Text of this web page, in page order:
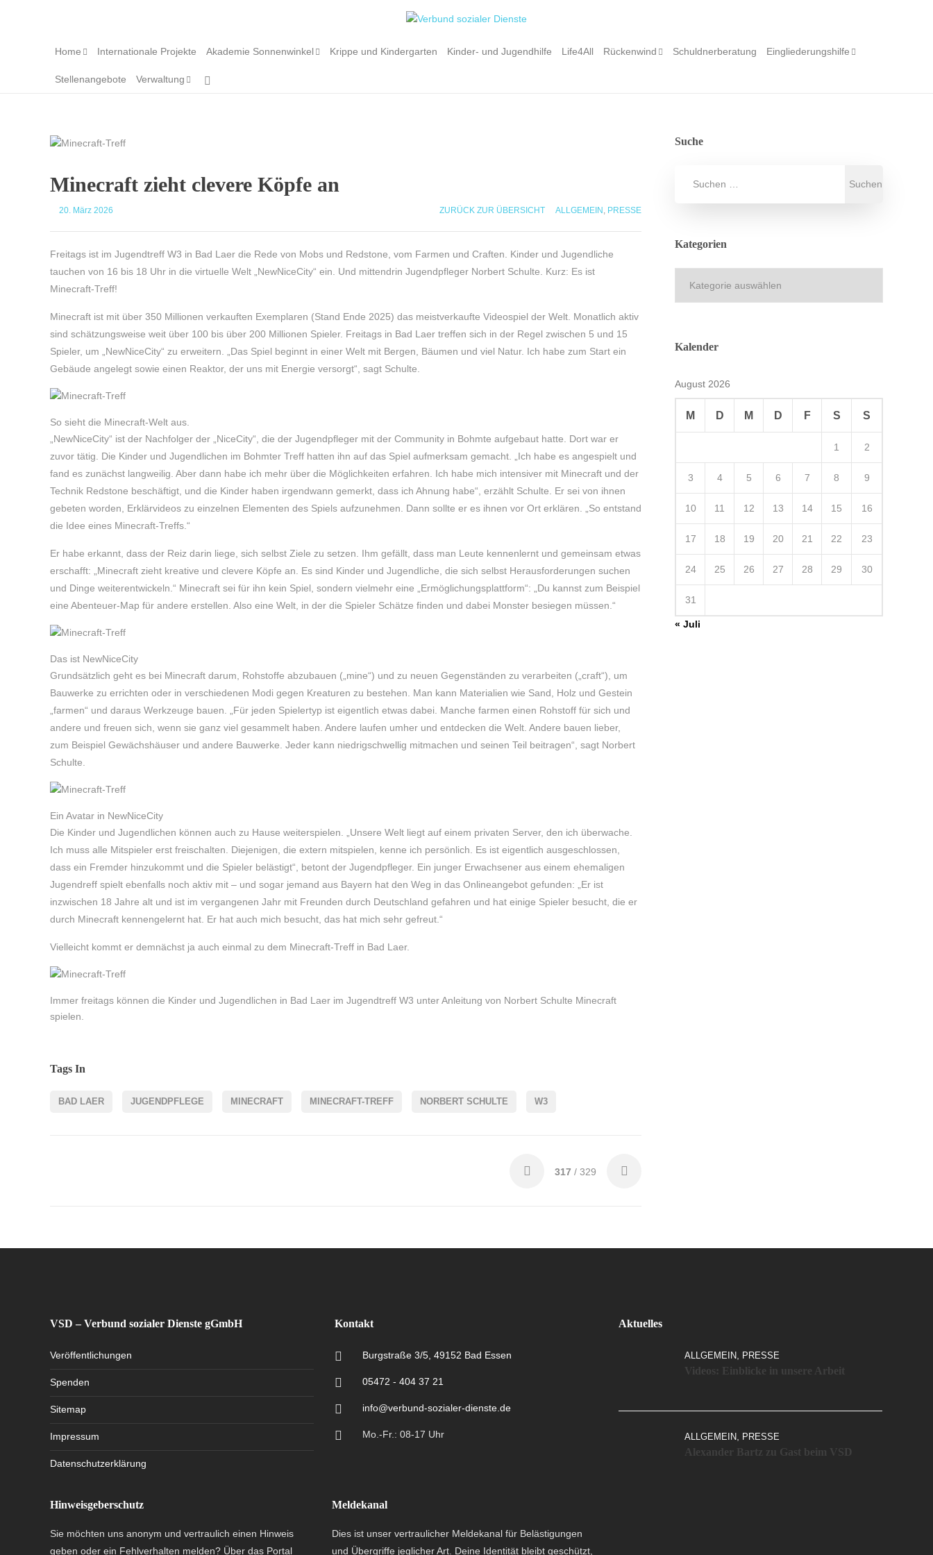
Home Internationale Projekte Akademie Sonnenwinkel Krippe und Kindergarten Kinder- und Jugendhilfe Life4All Rückenwind Schuldnerberatung Eingliederungshilfe
Stellenangebote Verwaltung
Minecraft zieht clevere Köpfe an
20. März 2026 ZURÜCK ZUR ÜBERSICHT ALLGEMEIN , PRESSE
Freitags ist im Jugendtreff W3 in Bad Laer die Rede von Mobs und Redstone, vom Farmen und Craften. Kinder und Jugendliche
tauchen von 16 bis 18 Uhr in die virtuelle Welt „NewNiceCity“ ein. Und mittendrin Jugendpfleger Norbert Schulte. Kurz: Es ist
Minecraft-Treff!
Minecraft ist mit über 350 Millionen verkauften Exemplaren (Stand Ende 2025) das meistverkaufte Videospiel der Welt. Monatlich aktiv
sind schätzungsweise weit über 100 bis über 200 Millionen Spieler. Freitags in Bad Laer treffen sich in der Regel zwischen 5 und 15
Spieler, um „NewNiceCity“ zu erweitern. „Das Spiel beginnt in einer Welt mit Bergen, Bäumen und viel Natur. Ich habe zum Start ein
Gebäude angelegt sowie einen Reaktor, der uns mit Energie versorgt“, sagt Schulte.
So sieht die Minecraft-Welt aus.
„NewNiceCity“ ist der Nachfolger der „NiceCity“, die der Jugendpfleger mit der Community in Bohmte aufgebaut hatte. Dort war er
zuvor tätig. Die Kinder und Jugendlichen im Bohmter Treff hatten ihn auf das Spiel aufmerksam gemacht. „Ich habe es angespielt und
fand es zunächst langweilig. Aber dann habe ich mehr über die Möglichkeiten erfahren. Ich habe mich intensiver mit Minecraft und der
Technik Redstone beschäftigt, und die Kinder haben irgendwann gemerkt, dass ich Ahnung habe“, erzählt Schulte. Er sei von ihnen
gebeten worden, Erklärvideos zu einzelnen Elementen des Spiels aufzunehmen. Dann sollte er es ihnen vor Ort erklären. „So entstand
die Idee eines Minecraft-Treffs.“
Er habe erkannt, dass der Reiz darin liege, sich selbst Ziele zu setzen. Ihm gefällt, dass man Leute kennenlernt und gemeinsam etwas
erschafft: „Minecraft zieht kreative und clevere Köpfe an. Es sind Kinder und Jugendliche, die sich selbst Herausforderungen suchen
und Dinge weiterentwickeln.“ Minecraft sei für ihn kein Spiel, sondern vielmehr eine „Ermöglichungsplattform“: „Du kannst zum Beispiel
eine Abenteuer-Map für andere erstellen. Also eine Welt, in der die Spieler Schätze finden und dabei Monster besiegen müssen.“
Das ist NewNiceCity
Grundsätzlich geht es bei Minecraft darum, Rohstoffe abzubauen („mine“) und zu neuen Gegenständen zu verarbeiten („craft“), um
Bauwerke zu errichten oder in verschiedenen Modi gegen Kreaturen zu bestehen. Man kann Materialien wie Sand, Holz und Gestein
„farmen“ und daraus Werkzeuge bauen. „Für jeden Spielertyp ist eigentlich etwas dabei. Manche farmen einen Rohstoff für sich und
andere und freuen sich, wenn sie ganz viel gesammelt haben. Andere laufen umher und entdecken die Welt. Andere bauen lieber,
zum Beispiel Gewächshäuser und andere Bauwerke. Jeder kann niedrigschwellig mitmachen und seinen Teil beitragen“, sagt Norbert
Schulte.
Ein Avatar in NewNiceCity
Die Kinder und Jugendlichen können auch zu Hause weiterspielen. „Unsere Welt liegt auf einem privaten Server, den ich überwache.
Ich muss alle Mitspieler erst freischalten. Diejenigen, die extern mitspielen, kenne ich persönlich. Es ist eigentlich ausgeschlossen,
dass ein Fremder hinzukommt und die Spieler belästigt“, betont der Jugendpfleger. Ein junger Erwachsener aus einem ehemaligen
Jugendreff spielt ebenfalls noch aktiv mit – und sogar jemand aus Bayern hat den Weg in das Onlineangebot gefunden: „Er ist
inzwischen 18 Jahre alt und ist im vergangenen Jahr mit Freunden durch Deutschland gefahren und hat einige Spieler besucht, die er
durch Minecraft kennengelernt hat. Er hat auch mich besucht, das hat mich sehr gefreut.“
Vielleicht kommt er demnächst ja auch einmal zu dem Minecraft-Treff in Bad Laer.
Immer freitags können die Kinder und Jugendlichen in Bad Laer im Jugendtreff W3 unter Anleitung von Norbert Schulte Minecraft
spielen.
Tags In
BAD LAER JUGENDPFLEGE MINECRAFT MINECRAFT-TREFF NORBERT SCHULTE W3
317 / 329
Suche
Kategorien
Kalender
August 2026
M D M D F S S
1 2
3 4 5 6 7 8 9
10 11 12 13 14 15 16
17 18 19 20 21 22 23
24 25 26 27 28 29 30
31
« Juli
VSD – Verbund sozialer Dienste gGmbH
Veröffentlichungen
Spenden
Sitemap
Impressum
Datenschutzerklärung
Kontakt
Burgstraße 3/5, 49152 Bad Essen
05472 - 404 37 21
info@verbund-sozialer-dienste.de
Mo.-Fr.: 08-17 Uhr
Aktuelles
ALLGEMEIN PRESSE
Videos: Einblicke in unsere Arbeit
ALLGEMEIN PRESSE
Alexander Bartz zu Gast beim VSD
Hinweisgeberschutz
Sie möchten uns anonym und vertraulich einen Hinweis
geben oder ein Fehlverhalten melden? Über das Portal
Meldekanal
Dies ist unser vertraulicher Meldekanal für Belästigungen
und Übergriffe jeglicher Art. Deine Identität bleibt geschützt,